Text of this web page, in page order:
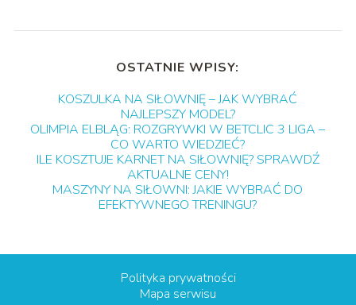
OSTATNIE WPISY:
KOSZULKA NA SIŁOWNIĘ – JAK WYBRAĆ
NAJLEPSZY MODEL?
OLIMPIA ELBLĄG: ROZGRYWKI W BETCLIC 3 LIGA –
CO WARTO WIEDZIEĆ?
ILE KOSZTUJE KARNET NA SIŁOWNIĘ? SPRAWDŹ
AKTUALNE CENY!
MASZYNY NA SIŁOWNI: JAKIE WYBRAĆ DO
EFEKTYWNEGO TRENINGU?
Polityka prywatności
Mapa serwisu